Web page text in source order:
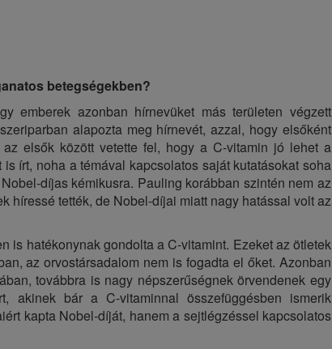
betegségekben?
emberek azonban hírnevüket más területen végzett
alapozta meg hírnevét, azzal, hogy elsőként
elsők között vetette fel, hogy a C-vitamin jó lehet a
írt, noha a témával kapcsolatos saját kutatásokat soha
díjas kémikusra. Pauling korábban szintén nem az
híressé tették, de Nobel-díjai miatt nagy hatással volt az
is hatékonynak gondolta a C-vitamint. Ezeket az ötletek
az orvostársadalom nem is fogadta el őket. Azonban
továbbra is nagy népszerűségnek örvendenek egy
akinek bár a C-vitaminnal összefüggésben ismerik
kapta Nobel-díját, hanem a sejtlégzéssel kapcsolatos